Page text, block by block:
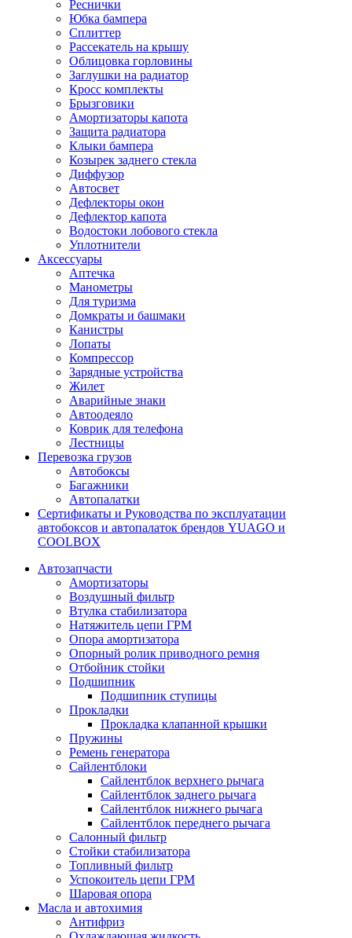
Реснички
Юбка бампера
Сплиттер
Рассекатель на крышу
Облицовка горловины
Заглушки на радиатор
Кросс комплекты
Брызговики
Амортизаторы капота
Защита радиатора
Клыки бампера
Козырек заднего стекла
Диффузор
Автосвет
Дефлекторы окон
Дефлектор капота
Водостоки лобового стекла
Уплотнители
Аксессуары
Аптечка
Манометры
Для туризма
Домкраты и башмаки
Канистры
Лопаты
Компрессор
Зарядные устройства
Жилет
Аварийные знаки
Автоодеяло
Коврик для телефона
Лестницы
Перевозка грузов
Автобоксы
Багажники
Автопалатки
Сертификаты и Руководства по эксплуатации
автобоксов и автопалаток брендов YUAGO и
COOLBOX
Автозапчасти
Амортизаторы
Воздушный фильтр
Втулка стабилизатора
Натяжитель цепи ГРМ
Опора амортизатора
Опорный ролик приводного ремня
Отбойник стойки
Подшипник
Подшипник ступицы
Прокладки
Прокладка клапанной крышки
Пружины
Ремень генератора
Сайлентблоки
Сайлентблок верхнего рычага
Сайлентблок заднего рычага
Сайлентблок нижнего рычага
Сайлентблок переднего рычага
Салонный фильтр
Стойки стабилизатора
Топливный фильтр
Успокоитель цепи ГРМ
Шаровая опора
Масла и автохимия
Антифриз